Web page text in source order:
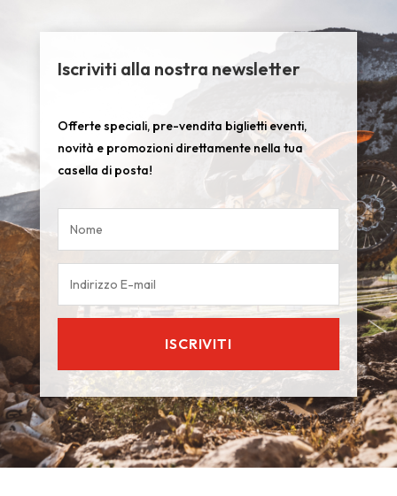
Iscriviti alla nostra newsletter
Offerte speciali, pre-vendita biglietti eventi,
novità e promozioni direttamente nella tua
casella di posta!
ISCRIVITI